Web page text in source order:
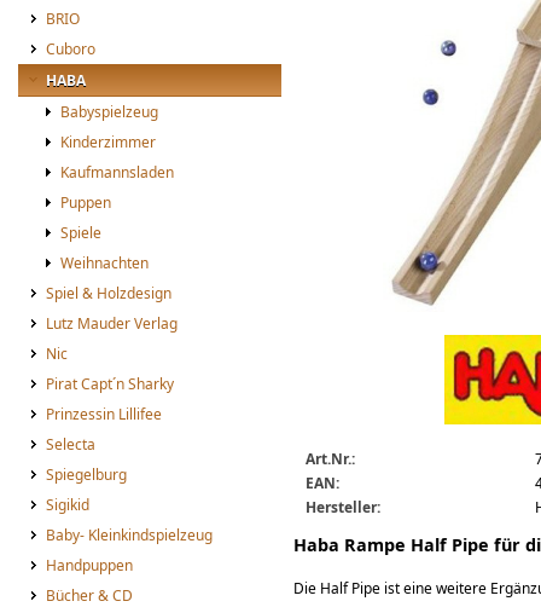
BRIO
Cuboro
HABA
Babyspielzeug
Kinderzimmer
Kaufmannsladen
Puppen
Spiele
Weihnachten
Spiel & Holzdesign
Lutz Mauder Verlag
Nic
Pirat Capt´n Sharky
Prinzessin Lillifee
Selecta
Spiegelburg
Sigikid
Baby- Kleinkindspielzeug
Handpuppen
Bücher & CD
Haba Rampe Half Pipe
Art.Nr.:
EAN:
Hersteller:
Haba Rampe Half Pipe für
Die Half Pipe ist eine weitere